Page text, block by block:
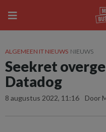
ALGEMEEN IT NIEUWS NIEUWS
Seekret
Datadog
8 augustus 2022, 11:16 Door